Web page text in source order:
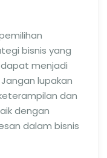
bisnis yang
menjadi
lupakan
dan
dengan
dalam bisnis